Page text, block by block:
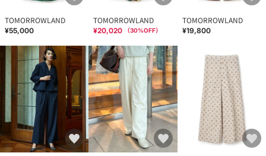
TOMORROWLAND
¥55,000
TOMORROWLAND
¥20,020 （30%OFF）
TOMORROWLAND
¥19,800